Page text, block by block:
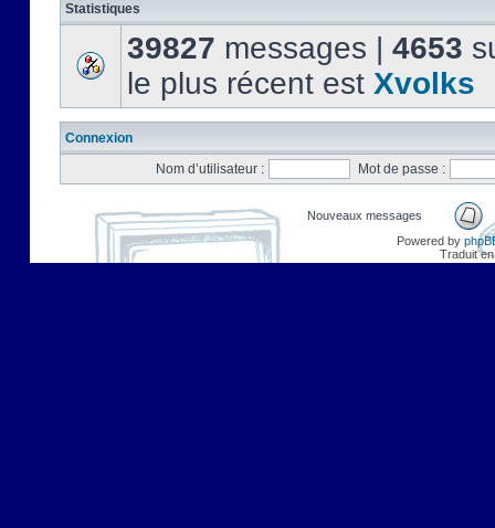
Statistiques
39827 messages | 4653
le plus récent est Xvolks
Connexion
Nom d’utilisateur :
Mot de passe :
Nouveaux messages
Powered by
Traduit